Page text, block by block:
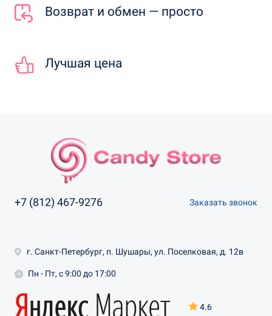
Возврат и обмен — просто
Лучшая цена
+7 (812) 467-9276 Заказать звонок
4.6
г. Санкт-Петербург, п. Шушары, ул. Поселковая, д. 12в
Пн - Пт, с 9:00 до 17:00